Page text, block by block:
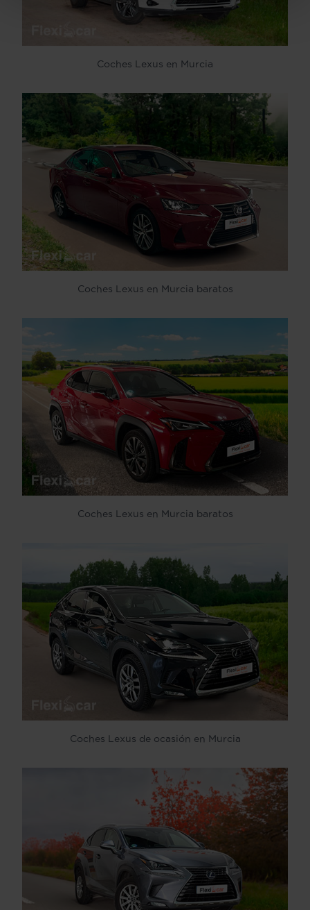
Coches Lexus en Murcia
Coches Lexus en Murcia baratos
Coches Lexus en Murcia baratos
Coches Lexus de ocasión en Murcia